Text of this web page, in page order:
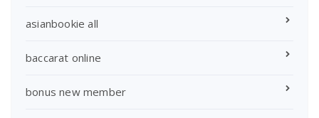
asianbookie all
baccarat online
bonus new member